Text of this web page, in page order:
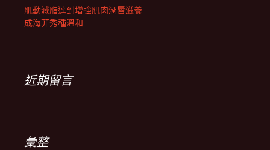
肌動減脂達到增強肌肉潤唇滋養
成海菲秀種溫和
近期留言
彙整